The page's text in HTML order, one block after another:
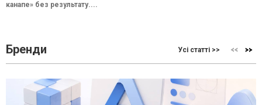
канапе» без результату....
Бренди Усі статті >>